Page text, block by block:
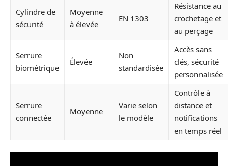
Cylindre de
sécurité
Moyenne
à élevée
EN 1303
Résistance au
crochetage et
au perçage
Serrure
biométrique
Élevée
Non
standardisée
Accès sans
clés, sécurité
personnalisée
Serrure
connectée
Moyenne
Varie selon
le modèle
Contrôle à
distance et
notifications
en temps réel